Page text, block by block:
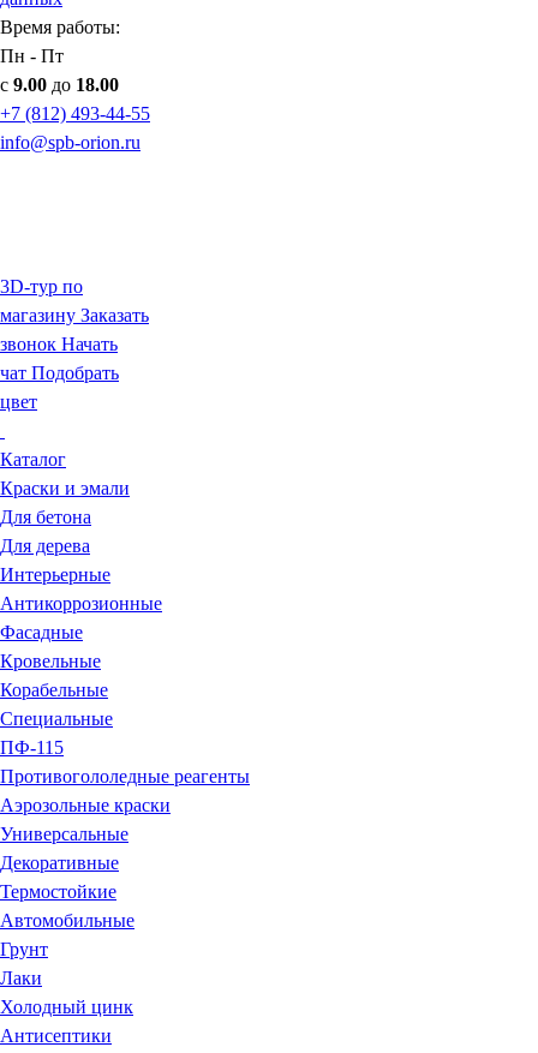
Время работы:
Пн - Пт
с 9.00 до 18.00
+7 (812) 493-44-55
info@spb-orion.ru
3D-тур по
магазину Заказать
звонок Начать
чат Подобрать
цвет
Каталог
Краски и эмали
Для бетона
Для дерева
Интерьерные
Антикоррозионные
Фасадные
Кровельные
Корабельные
Специальные
ПФ-115
Противогололедные реагенты
Аэрозольные краски
Универсальные
Декоративные
Термостойкие
Автомобильные
Грунт
Лаки
Холодный цинк
Антисептики